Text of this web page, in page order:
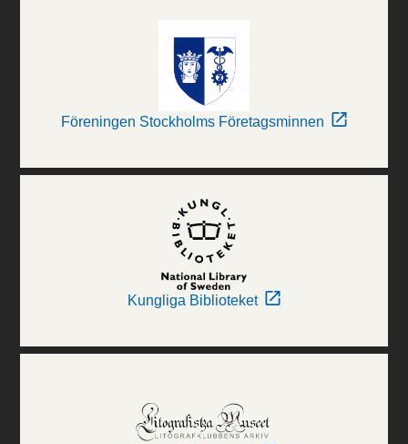
Föreningen Stockholms Företagsminnen
Kungliga Biblioteket